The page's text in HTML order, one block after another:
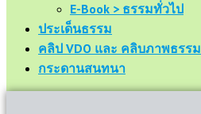
E-Book > ธรรมทั่วไป
ประเด็นธรรม
คลิป VDO และ คลิบภาพธรรม
กระดานสนทนา